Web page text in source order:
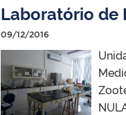
Laboratório de
09/12/2016